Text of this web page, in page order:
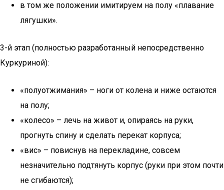
в том же положении имитируем на полу «плавание
лягушки».
3-й этап (полностью разработанный непосредственно
Куркуриной):
«полуотжимания» – ноги от колена и ниже остаются
на полу;
«колесо» – лечь на живот и, опираясь на руки,
прогнуть спину и сделать перекат корпуса;
«вис» – повиснув на перекладине, совсем
незначительно подтянуть корпус (руки при этом почти
не сгибаются);